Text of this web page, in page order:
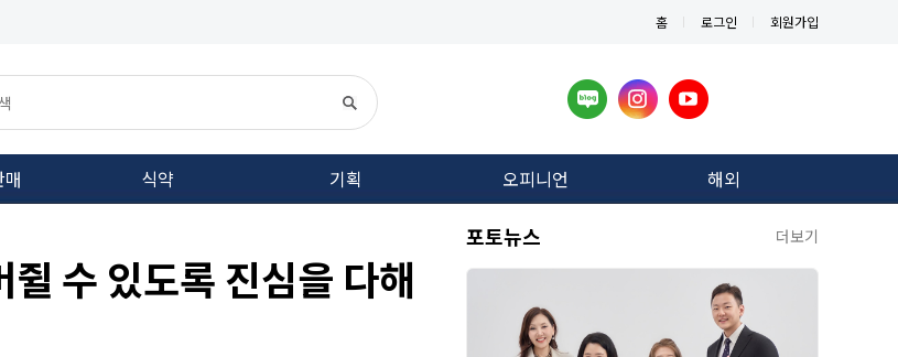
홈 로그인 회원가입
식약 기획 오피니언 해외
수 있도록 진심을 다해
포토뉴스 더보기